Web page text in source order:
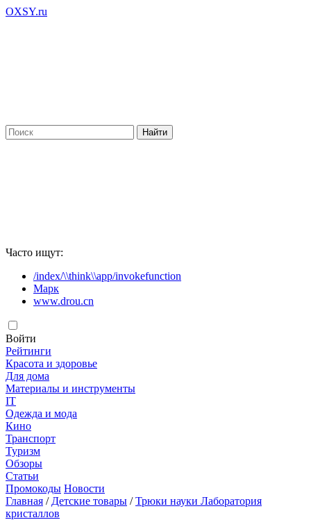
OXSY.ru
Часто ищут:
/index/\\think\\app/invokefunction
Марк
www.drou.cn
Войти
Рейтинги
Красота и здоровье
Для дома
Материалы и инструменты
IT
Одежда и мода
Кино
Транспорт
Туризм
Обзоры
Статьи
Промокоды Новости
Главная / Детские товары /Трюки науки Лаборатория
кристаллов